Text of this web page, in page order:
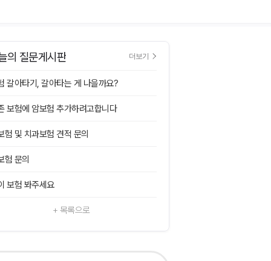
의 질문게시판 더보기
갈아타기, 갈아타는 게 나을까요?
보험에 암보험 추가하려고합니다
험 및 치과보험 견적 문의
험 문의
보험 봐주세요
+ 목록으로